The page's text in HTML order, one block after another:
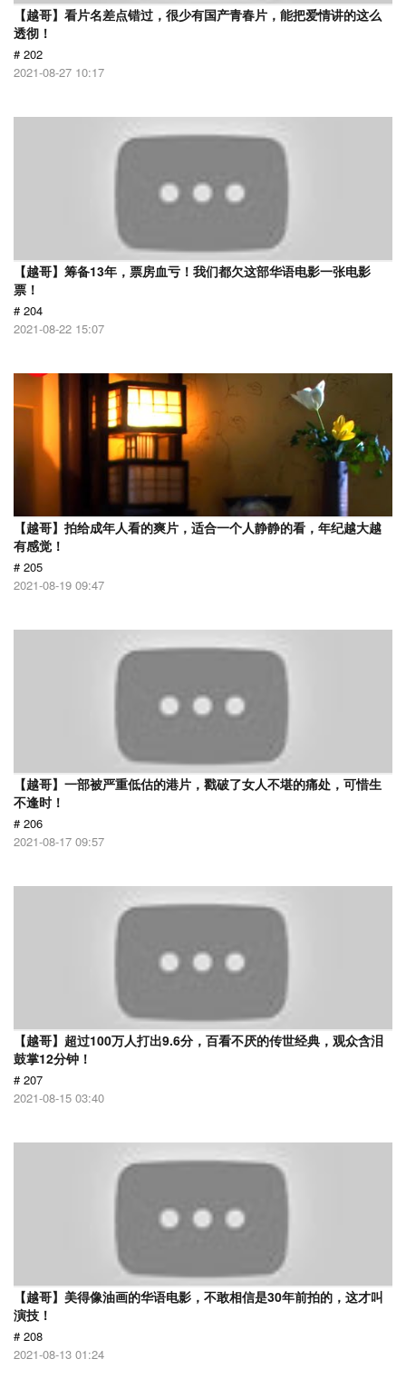
【越哥】看片名差点错过，很少有国产青春片，能把爱情讲的这么
透彻！
# 202
2021-08-27 10:17
【越哥】筹备13年，票房血亏！我们都欠这部华语电影一张电影
票！
# 204
2021-08-22 15:07
【越哥】拍给成年人看的爽片，适合一个人静静的看，年纪越大越
有感觉！
# 205
2021-08-19 09:47
【越哥】一部被严重低估的港片，戳破了女人不堪的痛处，可惜生
不逢时！
# 206
2021-08-17 09:57
【越哥】超过100万人打出9.6分，百看不厌的传世经典，观众含泪
鼓掌12分钟！
# 207
2021-08-15 03:40
【越哥】美得像油画的华语电影，不敢相信是30年前拍的，这才叫
演技！
# 208
2021-08-13 01:24